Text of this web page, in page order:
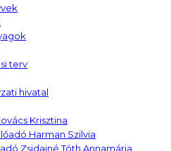
terv
hivatal
Krisztina
Harman Szilvia
Zsidainé Tóth Annamária